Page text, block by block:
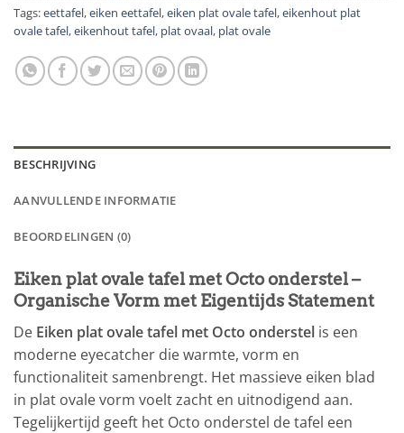
Tags:eettafel,eiken eettafel,eiken plat ovale tafel,eikenhout plat
ovale tafel,eikenhout tafel, plat ovaal, plat ovale
BESCHRIJVING
AANVULLENDE INFORMATIE
BEOORDELINGEN (0)
Eiken plat ovale tafel met Octo onderstel –
Organische Vorm met Eigentijds Statement
De Eiken plat ovale tafel met Octo onderstel is een
moderne eyecatcher die warmte, vorm en
functionaliteit samenbrengt. Het massieve eiken blad
in plat ovale vorm voelt zacht en uitnodigend aan.
Tegelijkertijd geeft het Octo onderstel de tafel een